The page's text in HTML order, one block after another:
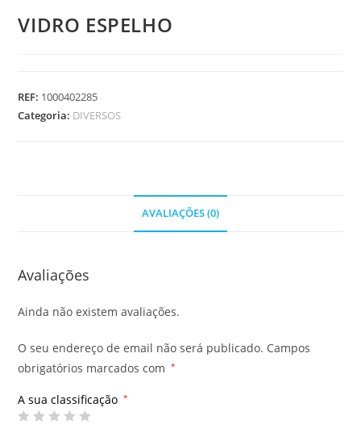
VIDRO ESPELHO
REF: 1000402285
Categoria: DIVERSOS
AVALIAÇÕES (0)
Avaliações
Ainda não existem avaliações.
O seu endereço de email não será publicado. Campos
obrigatórios marcados com
*
A sua classificação *